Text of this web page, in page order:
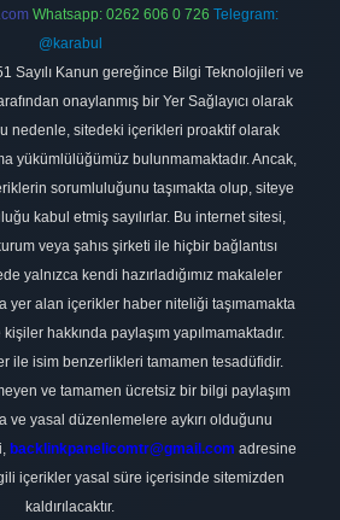
Whatsapp: 0262 606 0 726 Telegram:
@karabul
Sayılı Kanun gereğince Bilgi Teknolojileri ve
onaylanmış bir Yer Sağlayıcı olarak
nedenle, sitedeki içerikleri proaktif olarak
yükümlülüğümüz bulunmamaktadır. Ancak,
sorumluluğunu taşımakta olup, siteye
kabul etmiş sayılırlar. Bu internet sitesi,
veya şahıs şirketi ile hiçbir bağlantısı
yalnızca kendi hazırladığımız makaleler
yer alan içerikler haber niteliği taşımamakta
hakkında paylaşım yapılmamaktadır.
ile isim benzerlikleri tamamen tesadüfidir.
ve tamamen ücretsiz bir bilgi paylaşım
ve yasal düzenlemelere aykırı olduğunu
backlinkpanelicomtr@gmail.com adresine
içerikler yasal süre içerisinde sitemizden
kaldırılacaktır.